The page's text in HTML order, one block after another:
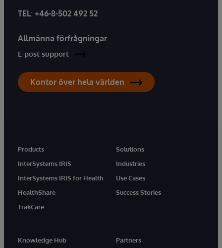
TEL: +46-8-502 492 52
Allmänna förfrågningar
E-post support
Kontor över hela världen
Products
InterSystems IRIS
InterSystems IRIS for Health
HealthShare
TrakCare
Solutions
Industries
Use Cases
Success Stories
Knowledge Hub
Partners